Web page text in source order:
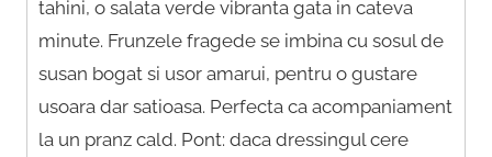
tahini, o salata verde vibranta gata in cateva
minute. Frunzele fragede se imbina cu sosul de
susan bogat si usor amarui, pentru o gustare
usoara dar satioasa. Perfecta ca acompaniament
la un pranz cald. Pont: daca dressingul cere